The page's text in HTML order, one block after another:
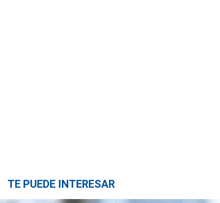
TE PUEDE INTERESAR